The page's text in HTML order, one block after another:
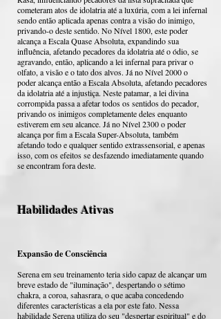
cometeram atos de idolatria até a luxúria, com a lei infernal
sendo então aplicada apenas contra a visão do inimigo,
privando-o deste sentido. No Nível 1800, este poder
alcança a Escala Quase Absoluta, expandindo sua
influência, afetando pecadores da idolatria até o ódio, se
agravando, então, aplicando a lei infernal para privar o
olfato, a visão e o tato dos alvos. Já no Nível 2000 o
poder alcança então a Escala Absoluta, afetando pecadores
da idolatria até a injustiça. Neste patamar, a lei divina
corrompida passa a afetar todos os sentidos do pecador,
privando os inimigos completamente deles enquanto
estiverem em seu alcance. Já no Nível 2300 o poder
alcança por fim a Escala Super-Absoluta, também
afetando todo e qualquer sentido extrassensorial, e apenas
isso, com os efeitos se desfazendo imediatamente quando
se encontram fora deste.
Habilidades Ativas
Expansão de Consciência
Serena em seu treinamento teria sido capaz de alcançar um
breve estado de "iluminação", despertando o sétimo
chakra, a coroa, sahasrara, o que acaba concedendo
diferentes características a ela por este fato. Nessa
habilidade Serena utiliza do seu "despertar espiritual" e do